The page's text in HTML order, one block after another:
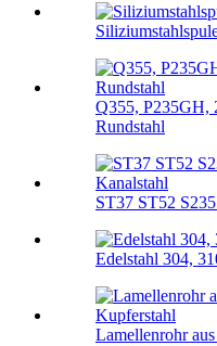
Q355, P235GH,
Rundstahl
ST37 ST52
Edelstahl 304,
Lamellenrohr